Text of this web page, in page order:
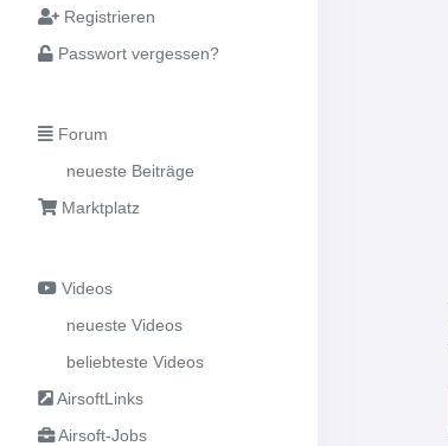
Registrieren
Passwort vergessen?
Forum
neueste Beiträge
Marktplatz
Videos
neueste Videos
beliebteste Videos
AirsoftLinks
Airsoft-Jobs